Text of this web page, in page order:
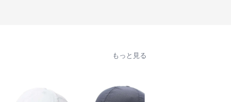
もっと見る